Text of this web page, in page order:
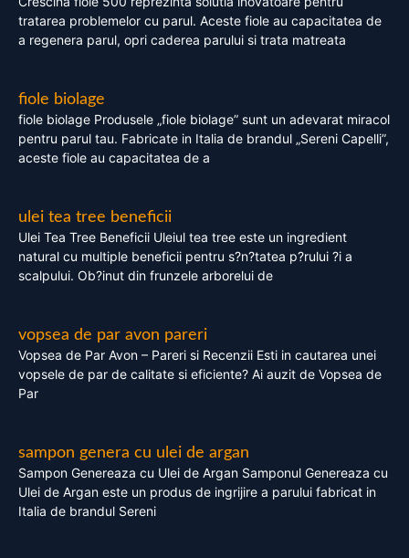
tratarea problemelor cu parul. Aceste fiole au capacitatea de
a regenera parul, opri caderea parului si trata matreata
fiole biolage
fiole biolage Produsele „fiole biolage” sunt un adevarat miracol
pentru parul tau. Fabricate in Italia de brandul „Sereni Capelli”,
aceste fiole au capacitatea de a
ulei tea tree beneficii
Ulei Tea Tree Beneficii Uleiul tea tree este un ingredient
natural cu multiple beneficii pentru s?n?tatea p?rului ?i a
scalpului. Ob?inut din frunzele arborelui de
vopsea de par avon pareri
Vopsea de Par Avon – Pareri si Recenzii Esti in cautarea unei
vopsele de par de calitate si eficiente? Ai auzit de Vopsea de
Par
sampon genera cu ulei de argan
Sampon Genereaza cu Ulei de Argan Samponul Genereaza cu
Ulei de Argan este un produs de ingrijire a parului fabricat in
Italia de brandul Sereni